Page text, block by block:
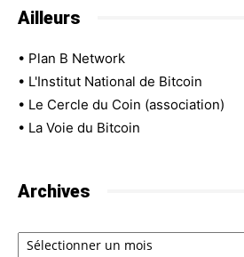
Ailleurs
• Plan B Network
• L'Institut National de Bitcoin
• Le Cercle du Coin (association)
• La Voie du Bitcoin
Archives
Archives